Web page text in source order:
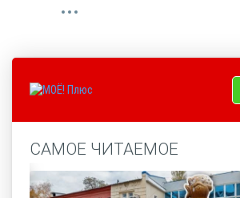
САМОЕ ЧИТАЕМОЕ